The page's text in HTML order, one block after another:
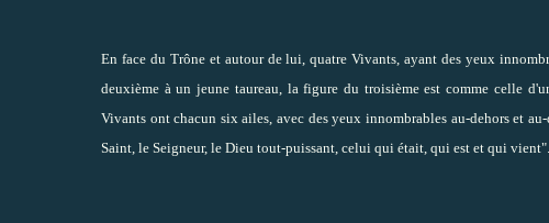
En face du Trône et autour de lui, quatre Vivants, ayant des yeux
deuxième à un jeune taureau, la figure du troisième est comme celle
Vivants ont chacun six ailes, avec des yeux innombrables au-dehors et
Saint, le Seigneur, le Dieu tout-puissant, celui qui était, qui est et qui vient".